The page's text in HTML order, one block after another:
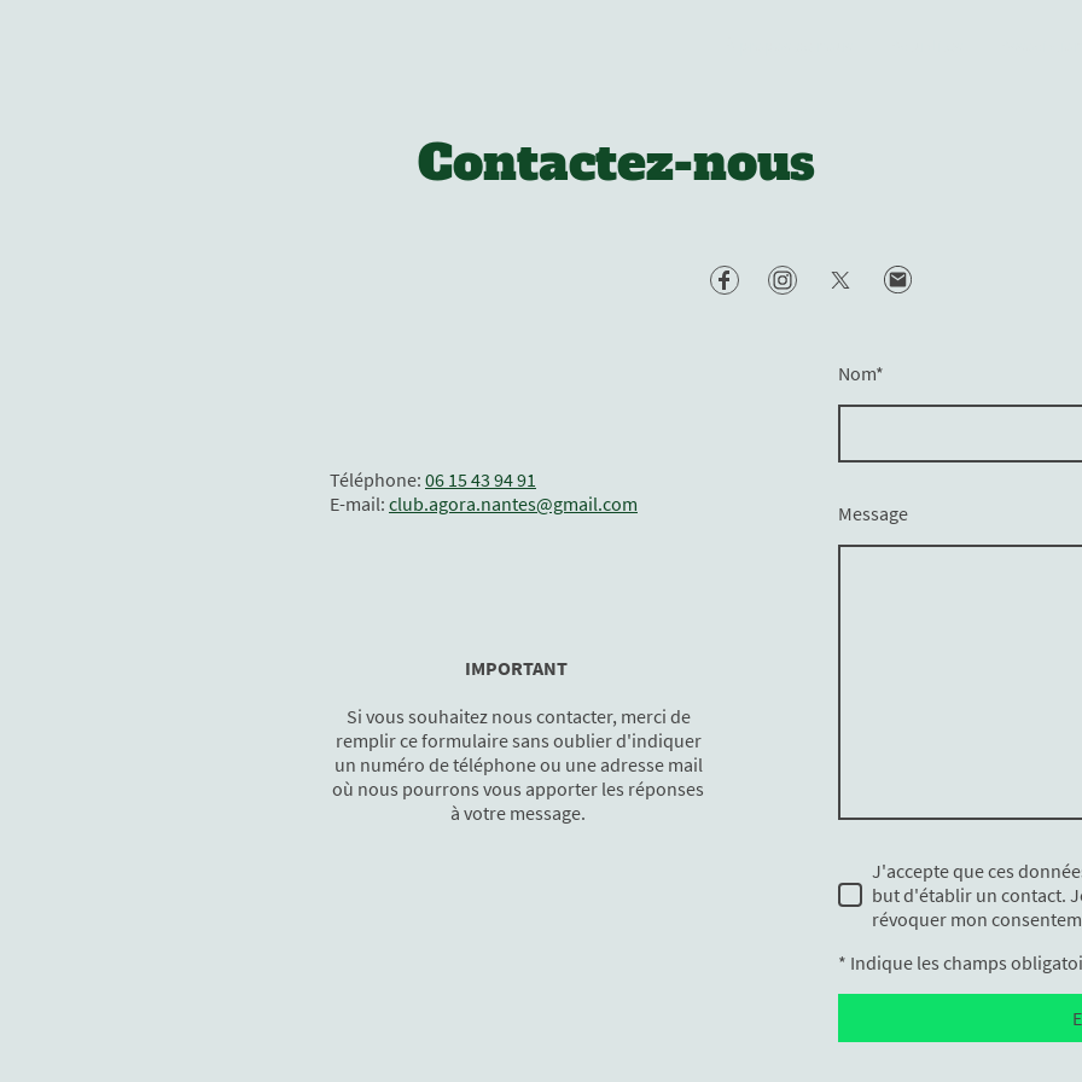
Contactez-nous
Téléphone: 06 15 43 94 91
E-mail: club.agora.nantes@gmail.com
Nom*
Message
J'accepte que ces
but d'établir un contact.
révoquer mon
* Indique les champs
IMPORTANT
Si vous souhaitez nous contacter, merci de
remplir ce formulaire sans oublier d'indiquer
un numéro de téléphone ou une adresse mail
où nous pourrons vous apporter les réponses
à votre message.